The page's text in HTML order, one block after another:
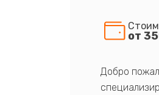
от
Добро